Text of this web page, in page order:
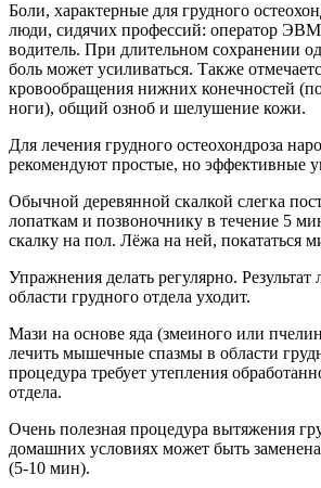
Боли, характерные для грудного
люди, сидячих профессий: оператор
водитель. При длительном сохранении
боль может усиливаться. Также
кровообращения нижних конечностей
ноги), общий озноб и шелушение кожи.
Для лечения грудного остеохондроза
рекомендуют простые, но эффективные
Обычной деревянной скалкой слегка
лопаткам и позвоночнику в течение 5
скалку на пол. Лёжа на ней, покататься
Упражнения делать регулярно. Результат
области грудного отдела уходит.
Мази на основе яда (змеиного или
лечить мышечные спазмы в области
процедура требует утепления
отдела.
Очень полезная процедура вытяжения
домашних условиях может быть
(5-10 мин).